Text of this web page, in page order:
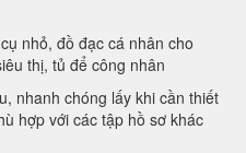
nhỏ, đồ đạc cá nhân cho
thị, tủ để công nhân
nhanh chóng lấy khi cần thiết
hợp với các tập hồ sơ khác